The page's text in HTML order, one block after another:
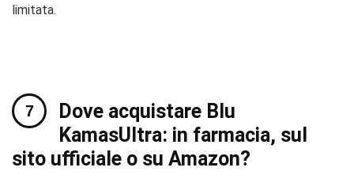
limitata.
Dove acquistare Blu
KamasUltra: in farmacia, sul
sito ufficiale o su Amazon?